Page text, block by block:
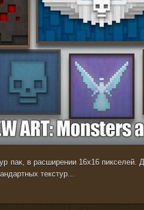
пак, в расширении 16x16 пикселей.
текстур...